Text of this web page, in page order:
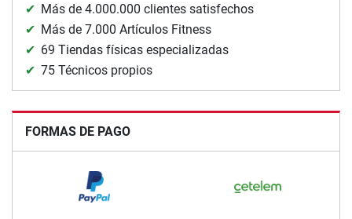
Más de 4.000.000 clientes satisfechos
Más de 7.000 Artículos Fitness
69 Tiendas físicas especializadas
75 Técnicos propios
FORMAS DE PAGO